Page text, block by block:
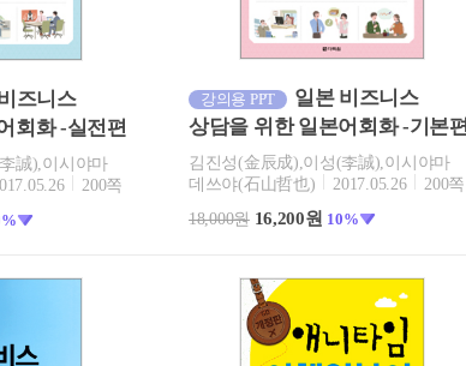
즈니스
회화 -실전편
誠),이시야마
200쪽
강의용 PPT
일본 비즈니스
상담을 위한 일본어회화 -기본편
김진성(金辰成),이성(李誠),이시야마
데쓰야(石山哲也)
2017.05.26
200쪽
18,000원 16,200원 10%